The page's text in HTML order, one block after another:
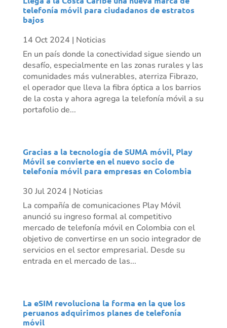
telefonía móvil para ciudadanos de estratos
bajos
14 Oct 2024 | Noticias
En un país donde la conectividad sigue siendo un
desafío, especialmente en las zonas rurales y las
comunidades más vulnerables, aterriza Fibrazo,
el operador que lleva la fibra óptica a los barrios
de la costa y ahora agrega la telefonía móvil a su
portafolio de...
Gracias a la tecnología de SUMA móvil, Play
Móvil se convierte en el nuevo socio de
telefonía móvil para empresas en Colombia
30 Jul 2024 | Noticias
La compañía de comunicaciones Play Móvil
anunció su ingreso formal al competitivo
mercado de telefonía móvil en Colombia con el
objetivo de convertirse en un socio integrador de
servicios en el sector empresarial. Desde su
entrada en el mercado de las...
La eSIM revoluciona la forma en la que los
peruanos adquirimos planes de telefonía
móvil